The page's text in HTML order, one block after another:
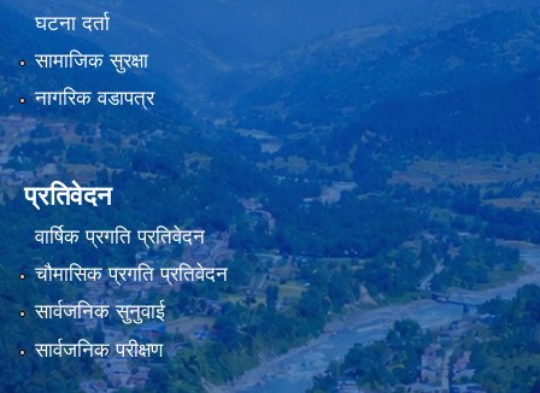
घटना दर्ता
सामाजिक सुरक्षा
नागरिक वडापत्र
प्रतिवेदन
वार्षिक प्रगति प्रतिवेदन
चौमासिक प्रगति प्रतिवेदन
सार्वजनिक सुनुवाई
सार्वजनिक परीक्षण